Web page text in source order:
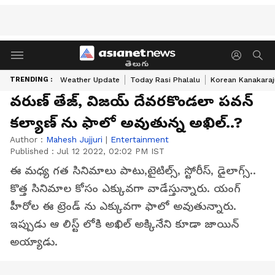
తెలుగు
TRENDING : Weather Update Today Rasi Phalalu Korean
వరుణ్ తేజ్, విజయ్ దేవరకొండలా పవన్
కల్యాణ్ ను ఫాలో అవుతున్న అఖిల్..?
Author : Mahesh Jujjuri | Entertainment
Published : Jul 12 2022, 02:02 PM IST
ఈ మధ్య గత సినిమాలు పాటు,టైటిల్స్, స్టోరీస్, డైలాగ్స్..
కొత్త సినిమాల కోసం ఎక్కువగా వాడేస్తున్నారు. యంగ్
హీరోల ఈ ట్రెండ్ ను ఎక్కువగా ఫాలో అవుతున్నారు.
ఇప్పుడు ఆ లిస్ట్ లోకి అఖిల్ అక్కినేని కూడా జాయిన్
అయ్యాడు.